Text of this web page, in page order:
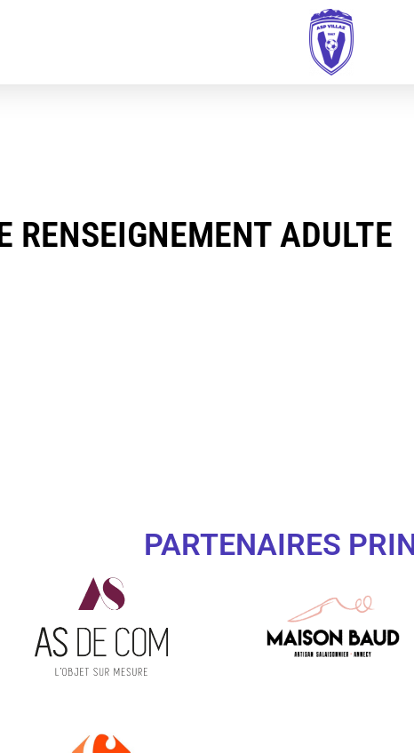
RENSEIGNEMENT ADULTE
PARTENAIRES